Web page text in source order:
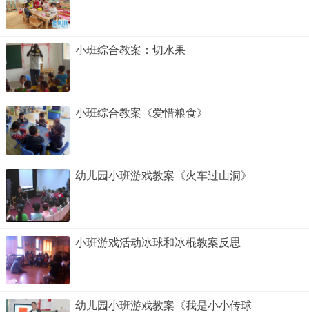
小班综合教案：切水果
小班综合教案《爱惜粮食》
幼儿园小班游戏教案《火车过山洞》
小班游戏活动冰球和冰棍教案反思
幼儿园小班游戏教案《我是小小传球